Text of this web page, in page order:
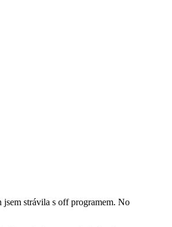
strávila s off programem. No